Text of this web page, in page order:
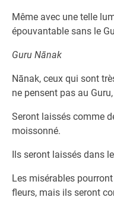
Même avec une telle
épouvantable sans le
Guru Nānak
Nānak, ceux qui sont
ne pensent pas au Guru,
Seront laissés comme
moissonné.
Ils seront laissés dans
Les misérables
fleurs, mais ils seront